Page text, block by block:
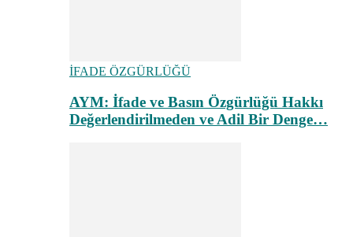
İFADE ÖZGÜRLÜĞÜ
AYM: İfade ve Basın Özgürlüğü Hakkı
Değerlendirilmeden ve Adil Bir Denge…